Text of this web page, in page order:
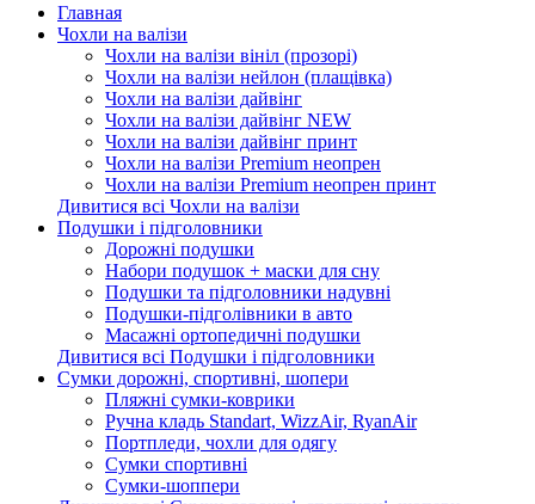
Главная
Чохли на валізи
Чохли на валізи вініл (прозорі)
Чохли на валізи нейлон (плащівка)
Чохли на валізи дайвінг
Чохли на валізи дайвінг NEW
Чохли на валізи дайвінг принт
Чохли на валізи Premium неопрен
Чохли на валізи Premium неопрен принт
Дивитися всі Чохли на валізи
Подушки і підголовники
Дорожні подушки
Набори подушок + маски для сну
Подушки та підголовники надувні
Подушки-підголівники в авто
Масажні ортопедичні подушки
Дивитися всі Подушки і підголовники
Сумки дорожні, спортивні, шопери
Пляжні сумки-коврики
Ручна кладь Standart, WizzAir, RyanAir
Портпледи, чохли для одягу
Сумки спортивні
Сумки-шоппери